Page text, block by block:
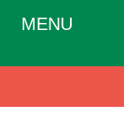
MENU